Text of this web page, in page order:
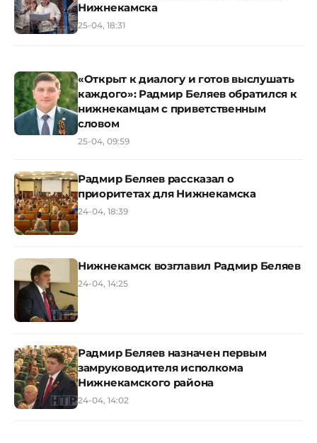
Нижнекамска
25-04, 18:31
«Открыт к диалогу и готов выслушать
каждого»: Радмир Беляев обратился к
нижнекамцам с приветственным
словом
25-04, 09:59
Радмир Беляев рассказал о
приоритетах для Нижнекамска
24-04, 18:39
Нижнекамск возглавил Радмир Беляев
24-04, 14:25
Радмир Беляев назначен первым
замруководителя исполкома
Нижнекамского района
24-04, 14:02